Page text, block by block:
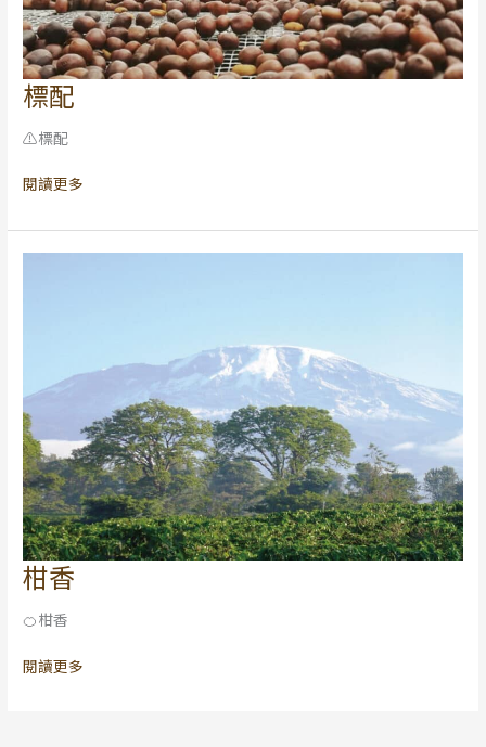
標配
⚠️標配
標
配
閱讀更多
柑香
🍊柑香
柑
香
閱讀更多